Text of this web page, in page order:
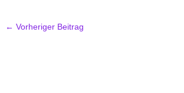
← Vorheriger Beitrag